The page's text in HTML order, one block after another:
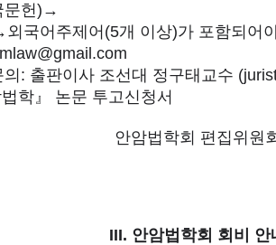
문헌)→
국어주제어(5개 이상)가 포함되어
: 출판이사 조선대 정구태교수 (
학』 논문 투고신청서
안암법학회 편집위원
III. 안암법학회 회비 안